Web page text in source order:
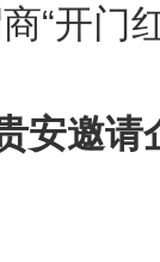
“开门
邀请